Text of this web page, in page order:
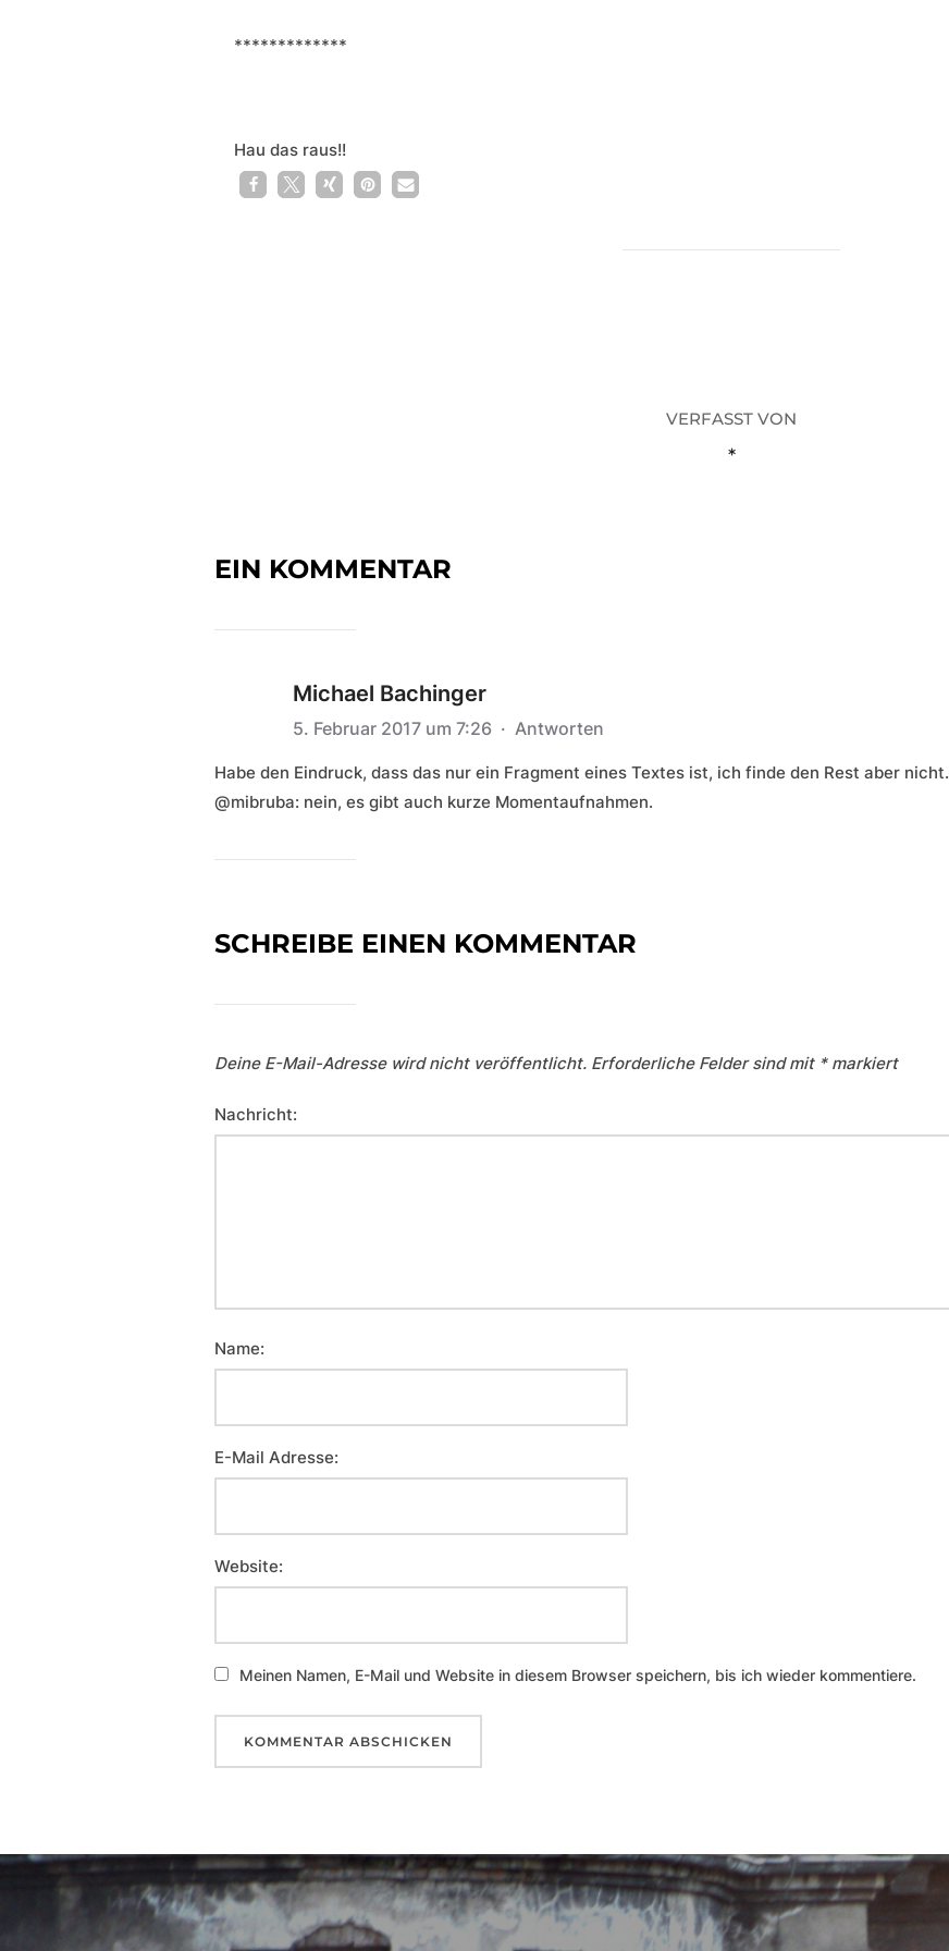
*************
Hau das raus!!
VERFASST VON
*
EIN KOMMENTAR
Michael Bachinger
5. Februar 2017 um 7:26 · Antworten
Habe den Eindruck, dass das nur ein Fragment eines Textes ist, ich finde den Rest aber nicht.
@mibruba: nein, es gibt auch kurze Momentaufnahmen.
SCHREIBE EINEN KOMMENTAR
Deine E-Mail-Adresse wird nicht veröffentlicht. Erforderliche Felder sind mit *markiert
Nachricht:
Name:
E-Mail Adresse:
Website:
Meinen Namen, E-Mail und Website in diesem Browser speichern, bis ich wieder kommentiere.
Beitragsnavigation